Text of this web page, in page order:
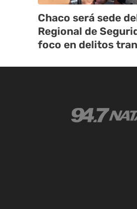
Chaco será sede
Regional de
foco en delitos